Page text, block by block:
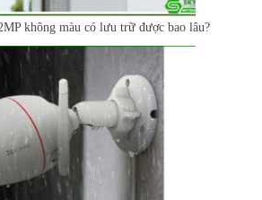
không màu có lưu trữ được bao lâu?